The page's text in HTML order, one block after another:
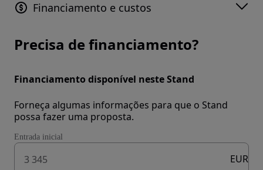
Financiamento e custos
Precisa de financiamento?
Financiamento disponível neste Stand
Forneça algumas informações para que o Stand
possa fazer uma proposta.
Entrada inicial
EUR